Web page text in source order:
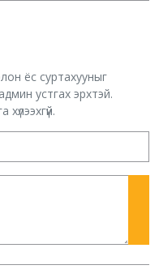
ёс суртахууныг
устгах эрхтэй.